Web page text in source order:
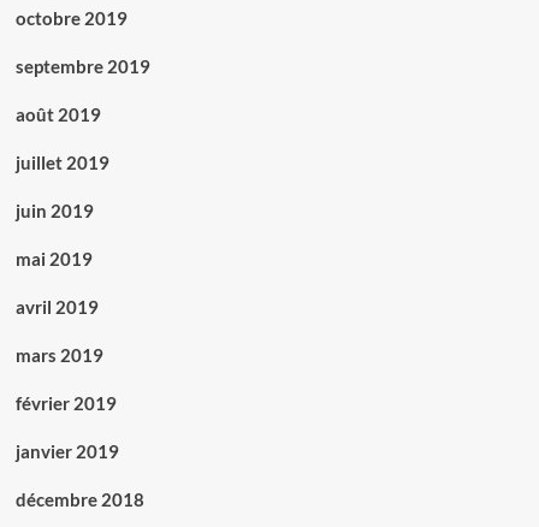
octobre 2019
septembre 2019
août 2019
juillet 2019
juin 2019
mai 2019
avril 2019
mars 2019
février 2019
janvier 2019
décembre 2018